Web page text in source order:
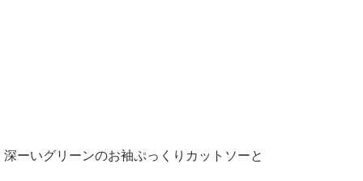
深ーいグリーンのお袖ぷっくりカットソーと